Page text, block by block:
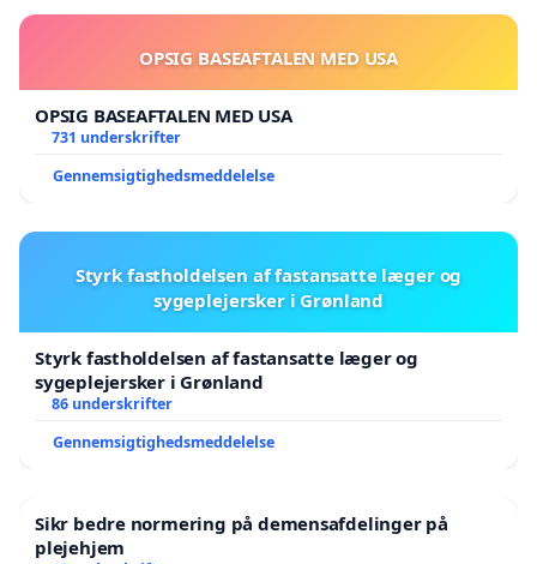
OPSIG BASEAFTALEN MED USA
OPSIG BASEAFTALEN MED USA
731 underskrifter
Gennemsigtighedsmeddelelse
Styrk fastholdelsen af fastansatte læger og
sygeplejersker i Grønland
Styrk fastholdelsen af fastansatte læger og
sygeplejersker i Grønland
86 underskrifter
Gennemsigtighedsmeddelelse
Sikr bedre normering på demensafdelinger på
plejehjem